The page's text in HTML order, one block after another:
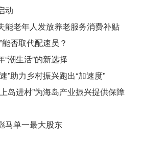
动
能老年人发放养老服务消费补贴
否取代配速员？
潮生活”的新选择
”助力乡村振兴跑出“加速度”
岛进村”为海岛产业振兴提供保障
马单一最大股东